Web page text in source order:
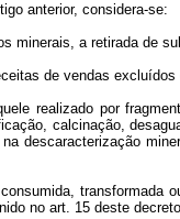
anterior, considera-se:
minerais, a retirada de
de vendas
realizado por
calcinação,
descaracterização
transformada
no art. 15 deste